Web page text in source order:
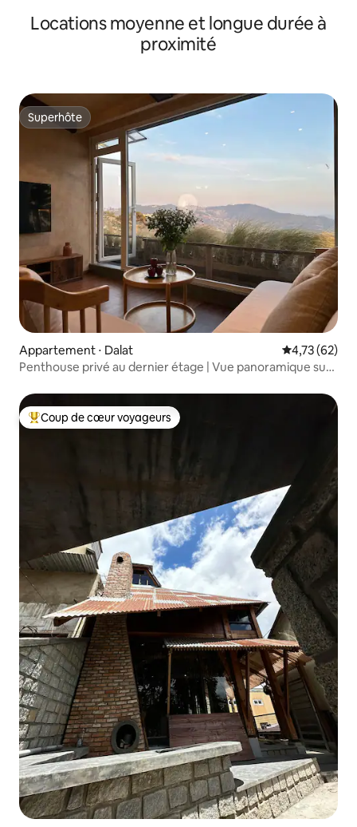
Locations moyenne et longue durée à
proximité
Superhôte
Superhôte
Appartement ⋅ Dalat Évaluation
4,73 (62)
Penthouse privé au dernier étage | Vue panoramique sur
Coups de cœur voyageurs les plus appréciés
Coup de cœur voyageurs